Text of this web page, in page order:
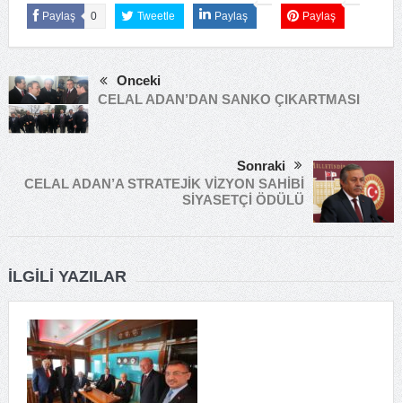
Paylaş 0 Tweetle Paylaş Paylaş
Önceki
CELAL ADAN’DAN SANKO ÇIKARTMASI
Sonraki
CELAL ADAN’A STRATEJİK VİZYON SAHİBİ
SİYASETÇİ ÖDÜLÜ
İLGILI YAZILAR